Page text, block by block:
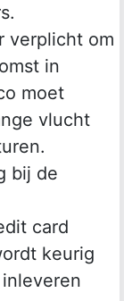
verplicht om
in
moet
vlucht
bij de
card
keurig